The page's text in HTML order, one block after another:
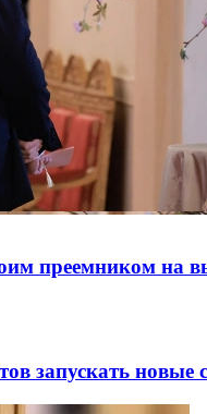
преемником на
запускать новые